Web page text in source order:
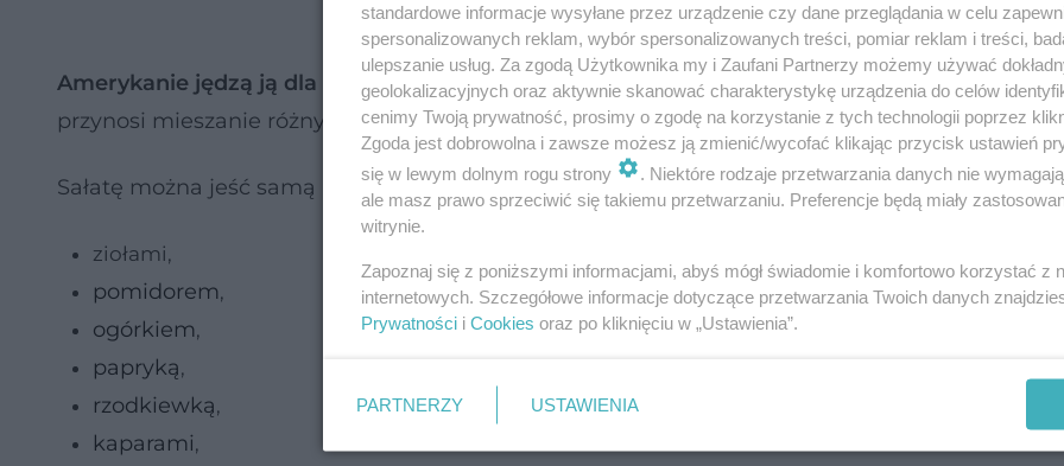
Amerykanie jędzą ją dla zdrowia, Francuzi dla smaku, a Włosi dla urody. Ciekawe efekty
przynosi mieszanie różnych gatunków:rukoli, lodowej, masłowej,rzymskiej.
Sałatę można jeść samą i z dodatkami:
ziołami,
pomidorem,
ogórkiem,
papryką,
rzodkiewką,
kaparami,
standardowe informacje wysyłane przez urządzenie czy dane przeglądania w celu
spersonalizowanych reklam, wybór spersonalizowanych treści, pomiar reklam i treści,
ulepszanie usług. Za zgodą Użytkownika my i Zaufani Partnerzy możemy używać
geolokalizacyjnych oraz aktywnie skanować charakterystykę urządzenia do celów
cenimy Twoją prywatność, prosimy o zgodę na korzystanie z tych technologii poprzez
Zgoda jest dobrowolna i zawsze możesz ją zmienić/wycofać klikając przycisk ustawień
się w lewym dolnym rogu strony
. Niektóre rodzaje przetwarzania danych nie
ale masz prawo sprzeciwić się takiemu przetwarzaniu. Preferencje będą miały
witrynie.
Zapoznaj się z poniższymi informacjami, abyś mógł świadomie i komfortowo korzystać z
internetowych. Szczegółowe informacje dotyczące przetwarzania Twoich danych
Prywatności i Cookies oraz po kliknięciu w „Ustawienia”.
PARTNERZY USTAWIENIA